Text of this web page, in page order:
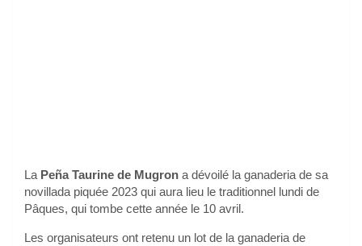
La Peña Taurine de Mugron a dévoilé la ganaderia de sa
novillada piquée 2023 qui aura lieu le traditionnel lundi de
Pâques, qui tombe cette année le 10 avril.
Les organisateurs ont retenu un lot de la ganaderia de